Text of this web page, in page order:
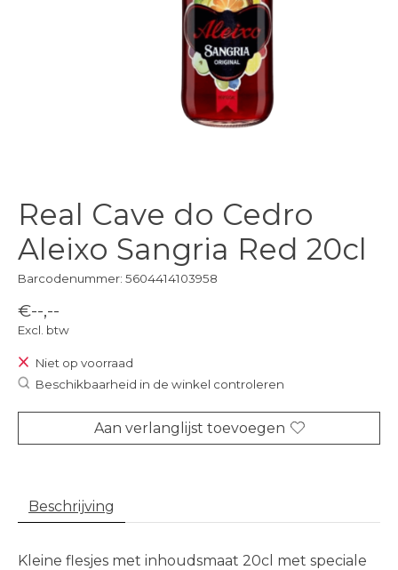
Real Cave do Cedro
Aleixo Sangria Red 20cl
Barcodenummer: 5604414103958
€--,--
Excl. btw
Niet op voorraad
Beschikbaarheid in de winkel controleren
Aan verlanglijst toevoegen
Beschrijving
Kleine flesjes met inhoudsmaat 20cl met speciale